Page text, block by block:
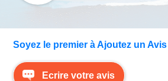
Soyez le premier à Ajoutez un Avis
Ecrire votre avis